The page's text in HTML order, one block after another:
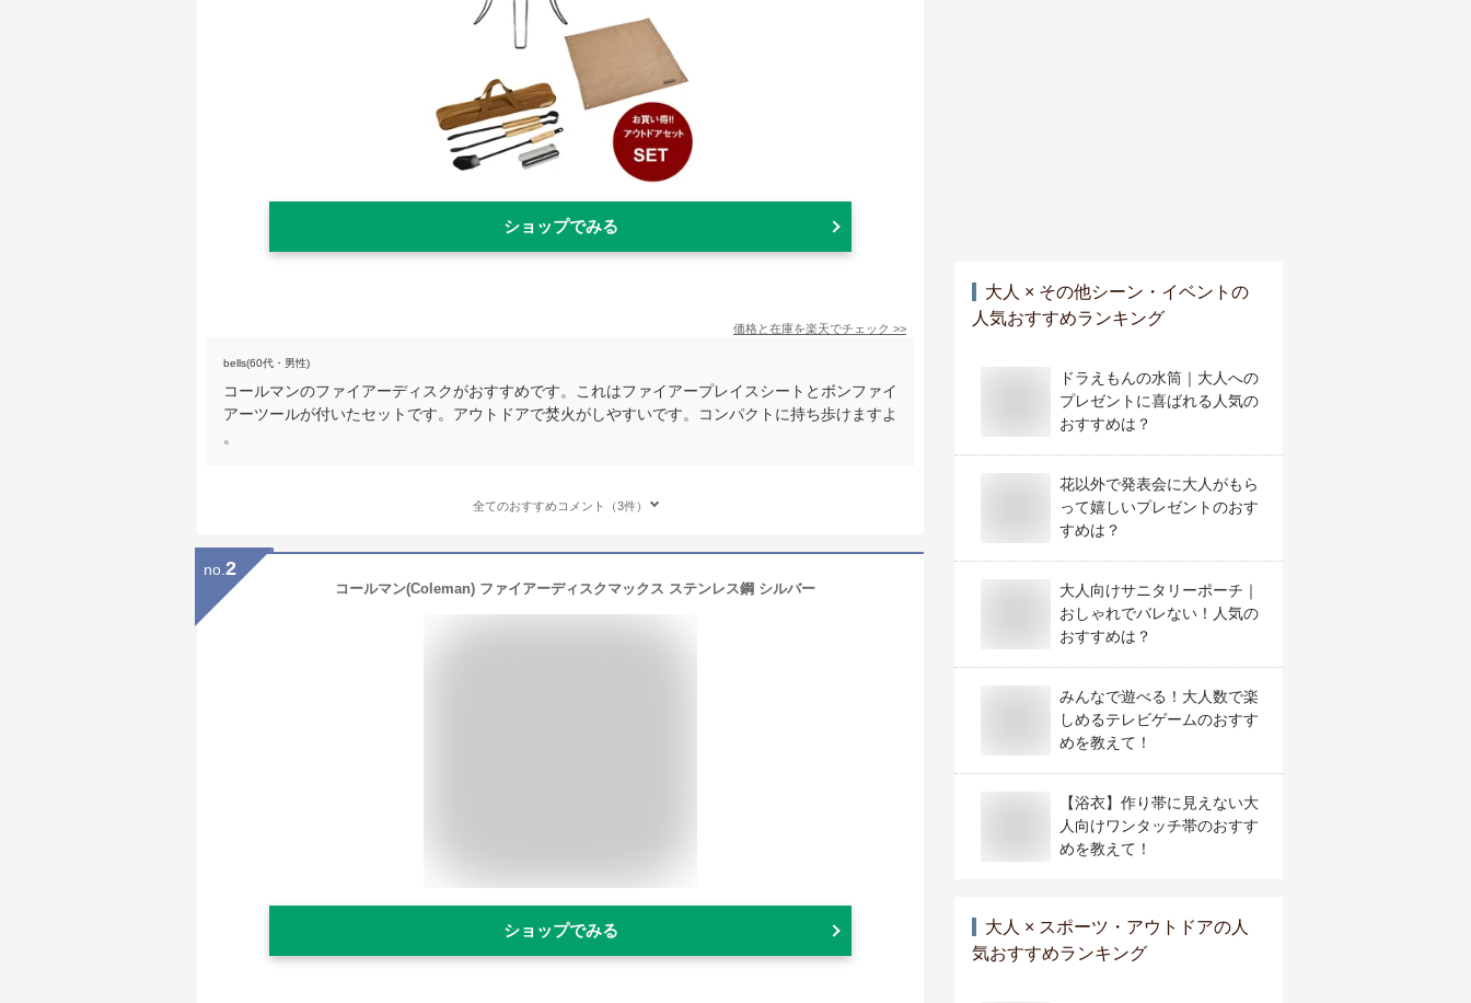
ショップでみる
価格と在庫を楽天でチェック >>
bells(60代・男性)
コールマンのファイアーディスクがおすすめです。これはファイアープレイスシートとボンファイ
アーツールが付いたセットです。アウトドアで焚火がしやすいです。コンパクトに持ち歩けますよ
。
全てのおすすめコメント（3件）
no. 2
コールマン(Coleman) ファイアーディスクマックス ステンレス鋼 シルバー
ショップでみる
大人 × その他シーン・イベント の
人気おすすめランキング
ドラえもんの水筒｜大人への
プレゼントに喜ばれる人気の
おすすめは？
花以外で発表会に大人がもら
って嬉しいプレゼントのおす
すめは？
大人向けサニタリーポーチ｜
おしゃれでバレない！人気の
おすすめは？
みんなで遊べる！大人数で楽
しめるテレビゲームのおすす
めを教えて！
【浴衣】作り帯に見えない大
人向けワンタッチ帯のおすす
めを教えて！
大人 × スポーツ・アウトドアの人
気おすすめランキング